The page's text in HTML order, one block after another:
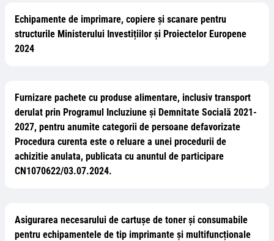
Echipamente de imprimare, copiere și scanare pentru
structurile Ministerului Investițiilor și Proiectelor Europene
2024
Furnizare pachete cu produse alimentare, inclusiv transport
derulat prin Programul Incluziune și Demnitate Socială 2021-
2027, pentru anumite categorii de persoane defavorizate
Procedura curenta este o reluare a unei procedurii de
achizitie anulata, publicata cu anuntul de participare
CN1070622/03.07.2024.
Asigurarea necesarului de cartușe de toner și consumabile
pentru echipamentele de tip imprimante și multifuncționale